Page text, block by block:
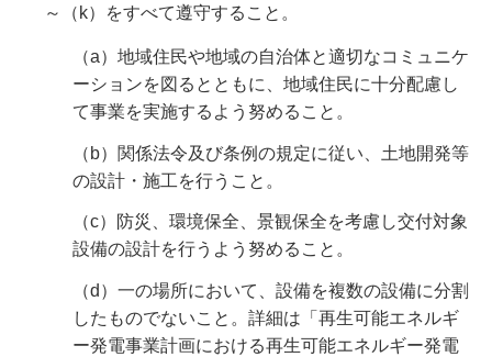
～（k）をすべて遵守すること。
（a）地域住民や地域の自治体と適切なコミュニケ
ーションを図るとともに、地域住民に十分配慮し
て事業を実施するよう努めること。
（b）関係法令及び条例の規定に従い、土地開発等
の設計・施工を行うこと。
（c）防災、環境保全、景観保全を考慮し交付対象
設備の設計を行うよう努めること。
（d）一の場所において、設備を複数の設備に分割
したものでないこと。詳細は「再生可能エネルギ
ー発電事業計画における再生可能エネルギー発電